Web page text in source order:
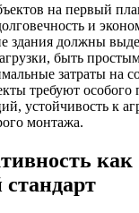
на первый
и
здания должны
быть
затраты на
требуют особого
устойчивость к
монтажа.
как